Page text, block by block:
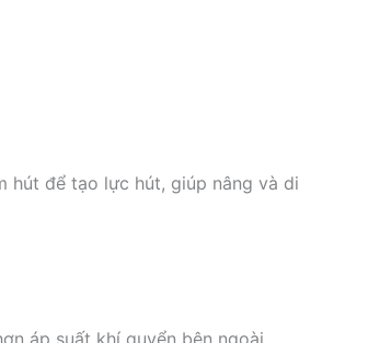
hút để tạo lực hút, giúp nâng và di
áp suất khí quyển bên ngoài.